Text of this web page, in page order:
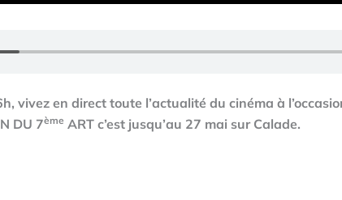
vivez en direct toute l’actualité du cinéma à
DU 7ème ART c’est jusqu’au 27 mai sur Calade.